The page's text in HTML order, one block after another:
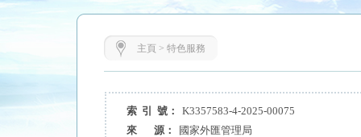
主頁 > 特色服務
索 引 號：
K3357583-4-2025-00075
來 源：
國家外匯管理局